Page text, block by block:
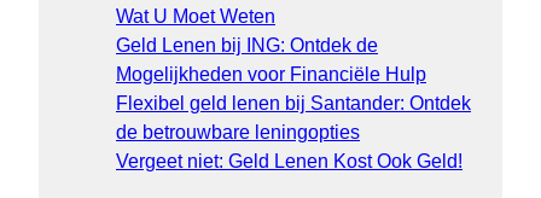
Wat U Moet Weten
Geld Lenen bij ING: Ontdek de
Mogelijkheden voor Financiële Hulp
Flexibel geld lenen bij Santander: Ontdek
de betrouwbare leningopties
Vergeet niet: Geld Lenen Kost Ook Geld!